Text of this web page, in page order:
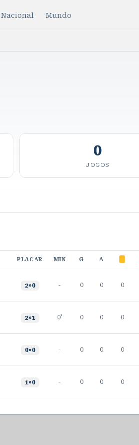
Nacional Mundo
0
JOGOS
PLACAR MIN G A
2×0 - 0 0 0
2×1 0' 0 0 0
0×0 - 0 0 0
1×0 - 0 0 0